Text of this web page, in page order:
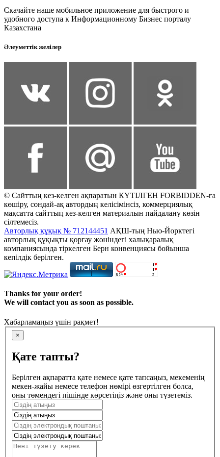
Скачайте наше мобильное приложение для быстрого и
удобного доступа к Информационному Бизнес порталу
Казахстана
Әлеуметтік желілер
© Сайттың кез-келген ақпаратын КҮТІЛГЕН FORBIDDEN-ға
көшіру, сондай-ақ автордың келісімінсіз, коммерциялық
мақсатта сайттың кез-келген материалын пайдалану көзін
сілтемесіз.
Авторлық құқық № 712144451 АҚШ-тың Нью-Йорктегі
авторлық құқықты қорғау жөніндегі халықаралық
компаниясында тіркелген Берн конвенциясы бойынша
кепілдік берілген.
Thanks for your order!
We will contact you as soon as possible.
Хабарламаңыз үшін рақмет!
×
Қате тапты?
Берілген ақпаратта қате немесе қате тапсаңыз, мекеменің
мекен-жайы немесе телефон нөмірі өзгертілген болса,
оны төмендегі пішінде көрсетіңіз және оны түзетеміз.